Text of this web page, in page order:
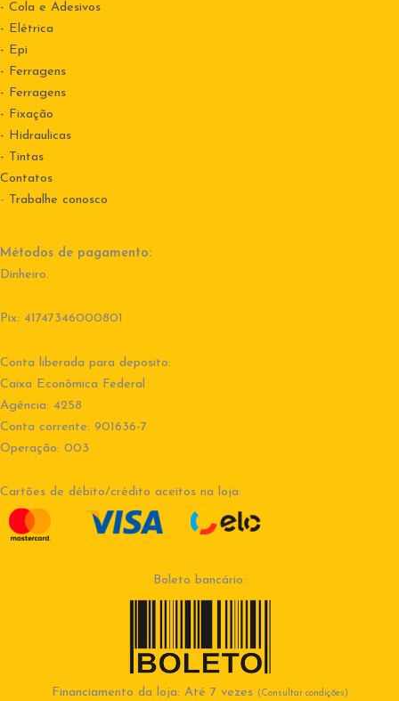
- Cola e Adesivos
- Elétrica
- Epi
- Ferragens
- Ferragens
- Fixação
- Hidraulicas
- Tintas
Contatos
- Trabalhe conosco
Métodos de pagamento:
Dinheiro.
Pix: 41747346000801
Conta liberada para deposito:
Caixa Econômica Federal
Agência: 4258
Conta corrente: 901636-7
Operação: 003
Cartões de débito/crédito aceitos na loja:
Boleto bancário:
Financiamento da loja: Até 7 vezes (Consultar condições)